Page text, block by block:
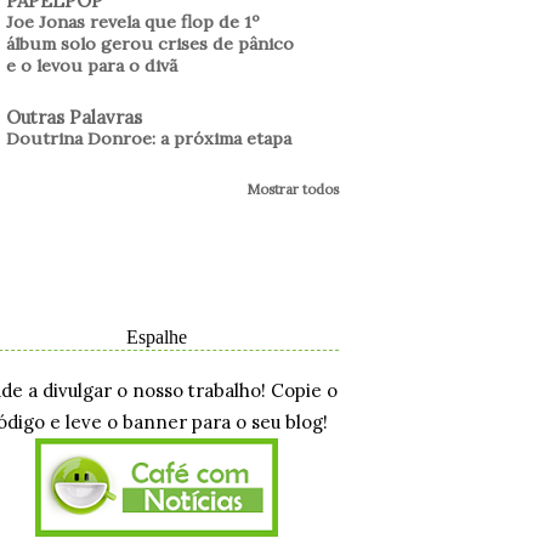
Joe Jonas revela que flop de 1º
álbum solo gerou crises de pânico
e o levou para o divã
Outras Palavras
Doutrina Donroe: a próxima etapa
Mostrar todos
Espalhe
a divulgar o nosso trabalho! Copie o
e leve o banner para o seu blog!